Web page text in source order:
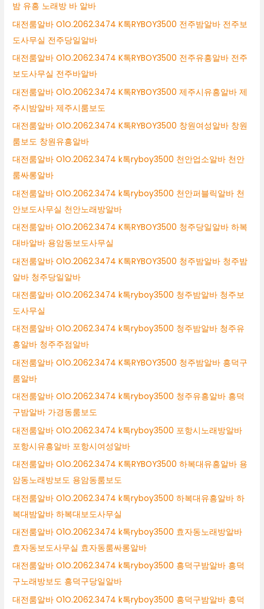
밤 유흥 노래방 바 알바
대전룸알바 O1O.2062.3474 K톡RYBOY3500 전주밤알바 전주보
도사무실 전주당일알바
대전룸알바 O1O.2062.3474 K톡RYBOY3500 전주유흥알바 전주
보도사무실 전주바알바
대전룸알바 O1O.2062.3474 K톡RYBOY3500 제주시유흥알바 제
주시밤알바 제주시룸보도
대전룸알바 O1O.2062.3474 K톡RYBOY3500 창원여성알바 창원
룸보도 창원유흥알바
대전룸알바 O1O.2062.3474 k톡ryboy3500 천안업소알바 천안
룸싸롱알바
대전룸알바 O1O.2062.3474 k톡ryboy3500 천안퍼블릭알바 천
안보도사무실 천안노래방알바
대전룸알바 O1O.2062.3474 K톡RYBOY3500 청주당일알바 하복
대바알바 용암동보도사무실
대전룸알바 O1O.2062.3474 K톡RYBOY3500 청주밤알바 청주밤
알바 청주당일알바
대전룸알바 O1O.2062.3474 k톡ryboy3500 청주밤알바 청주보
도사무실
대전룸알바 O1O.2062.3474 k톡ryboy3500 청주밤알바 청주유
흥알바 청주주점알바
대전룸알바 O1O.2062.3474 K톡RYBOY3500 청주밤알바 흥덕구
룸알바
대전룸알바 O1O.2062.3474 k톡ryboy3500 청주유흥알바 흥덕
구밤알바 가경동룸보도
대전룸알바 O1O.2062.3474 k톡ryboy3500 포항시노래방알바
포항시유흥알바 포항시여성알바
대전룸알바 O1O.2062.3474 K톡RYBOY3500 하복대유흥알바 용
암동노래방보도 용암동룸보도
대전룸알바 O1O.2062.3474 k톡ryboy3500 하복대유흥알바 하
복대밤알바 하복대보도사무실
대전룸알바 O1O.2062.3474 k톡ryboy3500 효자동노래방알바
효자동보도사무실 효자동룸싸롱알바
대전룸알바 O1O.2062.3474 k톡ryboy3500 흥덕구밤알바 흥덕
구노래방보도 흥덕구당일알바
대전룸알바 O1O.2062.3474 k톡ryboy3500 흥덕구밤알바 흥덕